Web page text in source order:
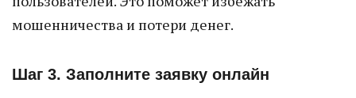
мошенничества и потери денег.
Шаг 3. Заполните заявку онлайн